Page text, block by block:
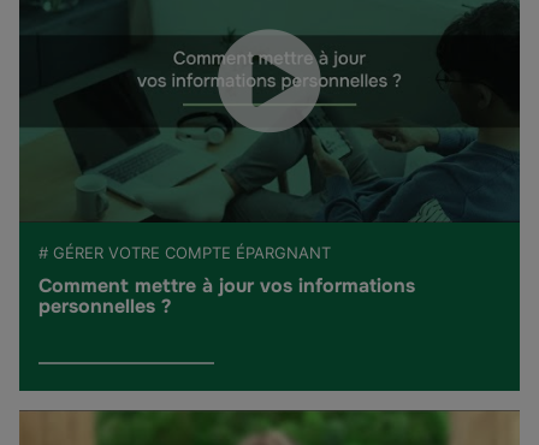
# GÉRER VOTRE COMPTE ÉPARGNANT
Comment mettre à jour vos informations
personnelles ?